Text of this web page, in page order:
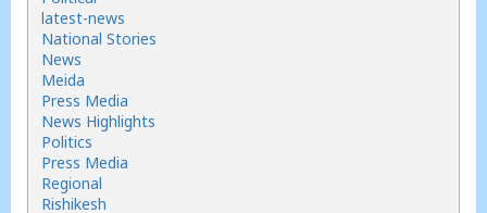
latest-news
National Stories
News
Meida
Press Media
News Highlights
Politics
Press Media
Regional
Rishikesh